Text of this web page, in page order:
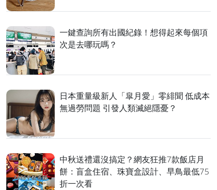
一鍵查詢所有出國紀錄！想得起來每個項
次是去哪玩嗎？
日本重量級新人「皐月愛」零緋聞 低成本
無過勞問題 引發人類滅絕隱憂？
中秋送禮還沒搞定？網友狂推7款飯店月
餅：盲盒住宿、珠寶盒設計、早鳥最低75
折一次看